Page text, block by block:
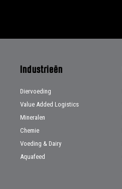
Industrieën
Diervoeding
Value Added Logistics
Mineralen
Chemie
Voeding & Dairy
Aquafeed